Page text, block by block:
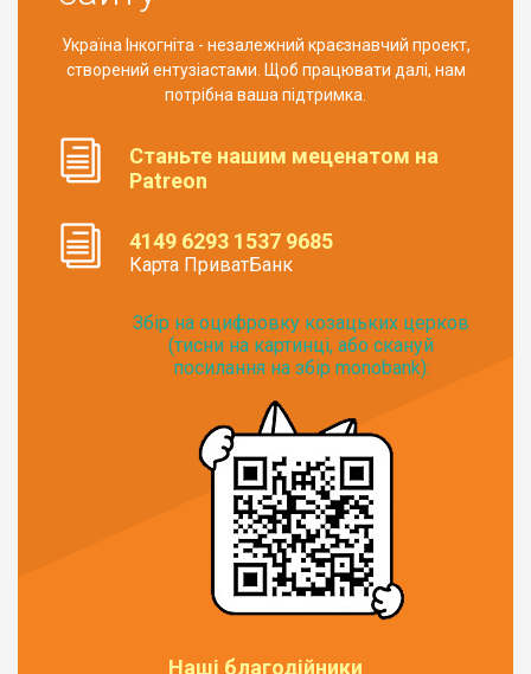
Україна Інкогніта - незалежний краєзнавчий проект,
створений ентузіастами. Щоб працювати далі, нам
потрібна ваша підтримка.
Станьте нашим меценатом на
Patreon
4149 6293 1537 9685
Карта ПриватБанк
Збір на оцифровку козацьких церков
(тисни на картинці, або скануй
посилання на збір monobank):
Наші благодійники